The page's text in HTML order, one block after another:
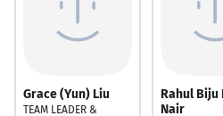
Grace (Yun) Liu
TEAM LEADER &
Rahul Biju
Nair